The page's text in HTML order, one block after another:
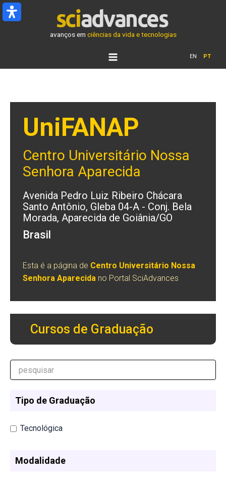
Ir
para
avanços em ciências da vida e tecnologias
EN PT
UniFANAP
Centro Universitário Nossa
Senhora Aparecida
Avenida Pedro Luiz Ribeiro Chácara
Santo Antônio, Gleba 04-A - Conj. Bela
Morada, Aparecida de Goiânia/GO
Brasil
Esta é a página de Centro Universitário Nossa
Senhora Aparecida no Portal SciAdvances
Cursos de Graduação
Tipo de Graduação
Tecnológica
Modalidade